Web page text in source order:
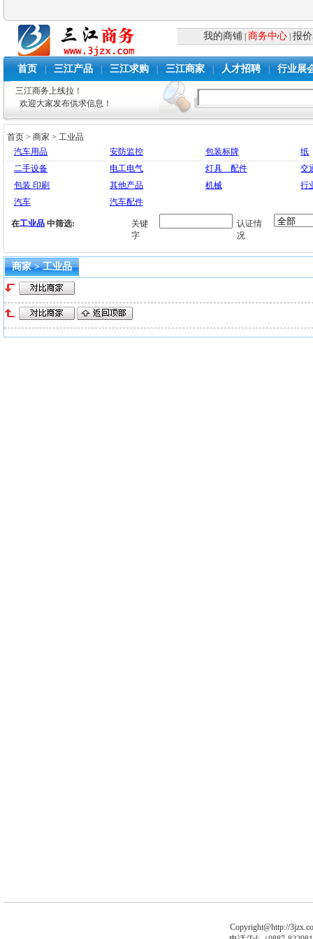
我的商铺 商务中心 |报
首页 三江产品 三江求购 三江商家 人才招聘 行业展
三江商务上线拉！
欢迎大家发布供求信息！
首页 >商家 >工业品
汽车用品
安防监控 包装标牌
纸
二手设备
电工电气 灯具 配件
交
包装 印刷
其他产品 机械
行
汽车
汽车配件
在工业品中筛选:
关键
字
认证情
况
商家 > 工业品
Copyright@http://